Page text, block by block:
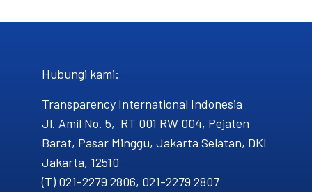
Hubungi kami​:
Transparency International Indonesia
Jl. Amil No. 5, RT 001 RW 004, Pejaten
Barat, Pasar Minggu, Jakarta Selatan, DKI
Jakarta, 12510
(T) 021-2279 2806, 021-2279 2807